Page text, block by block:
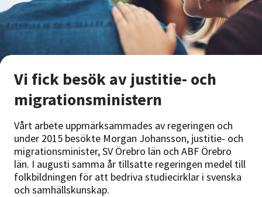
Vi fick besök av justitie- och
migrationsministern
Vårt arbete uppmärksammades av regeringen och
under 2015 besökte Morgan Johansson, justitie- och
migrationsminister, SV Örebro län och ABF Örebro
län. I augusti samma år tillsatte regeringen medel till
folkbildningen för att bedriva studiecirklar i svenska
och samhällskunskap.